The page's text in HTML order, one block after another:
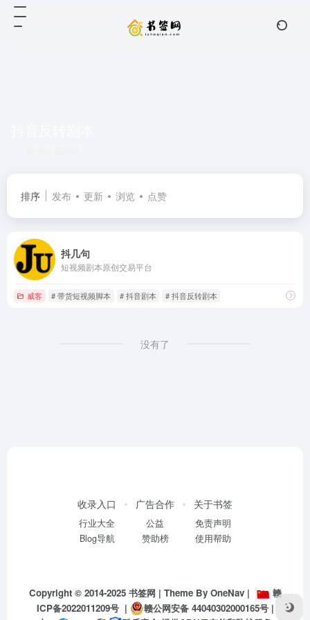
排序 发布 更新 浏览 点赞
抖几句
短视频剧本原创交易平台
威客 # 带货短视频脚本 # 抖音剧本 # 抖音反转剧本
没有了
收录入口
行业大全
Blog导航
广告合作
公益
赞助榜
关于书签
免责声明
使用帮助
Copyright © 2014-2025 书签网 | Theme By OneNav|
赣
ICP备2022011209号| 赣公网安备 44040302000165号|